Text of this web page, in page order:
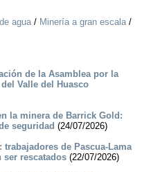
agua/ Minería a gran escala/
de la Asamblea por la
Valle del Huasco
la minera de Barrick Gold:
seguridad (24/07/2026)
de Pascua-Lama
ser rescatados (22/07/2026)